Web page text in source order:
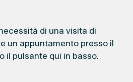
di una visita di
un appuntamento presso il
il pulsante qui in basso.